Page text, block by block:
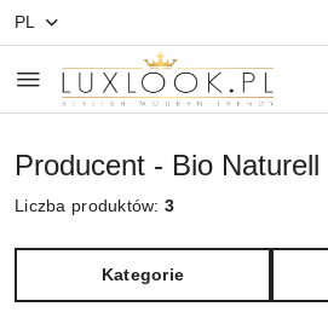
Przejdź do treści głównej
Przejdź do wyszukiwarki
Przejdź do moje konto
Przejdź do menu głównego
Przejdź do stopki
PL
Producent - Bio Naturell
Liczba produktów:3
Kategorie